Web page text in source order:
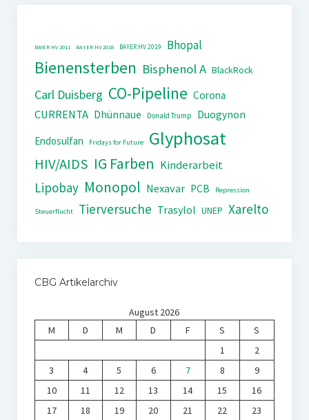
BAYER HV 2011 BAYER HV 2018 BAYER HV 2019 Bhopal
Bienensterben Bisphenol A BlackRock
Carl Duisberg CO-Pipeline Corona
CURRENTA Dhünnaue Donald Trump
Duogynon
Endosulfan
Fridays for Future Glyphosat
HIV/AIDS IG Farben Kinderarbeit
Lipobay Monopol Nexavar PCB Repression
Steuerflucht Tierversuche Trasylol UNEP Xarelto
CBG Artikelarchiv
August 2026
M
D M D F S
S
1
2
3
4 5 6 7 8
9
10
11 12 13 14 15
16
17
18 19 20 21 22 23